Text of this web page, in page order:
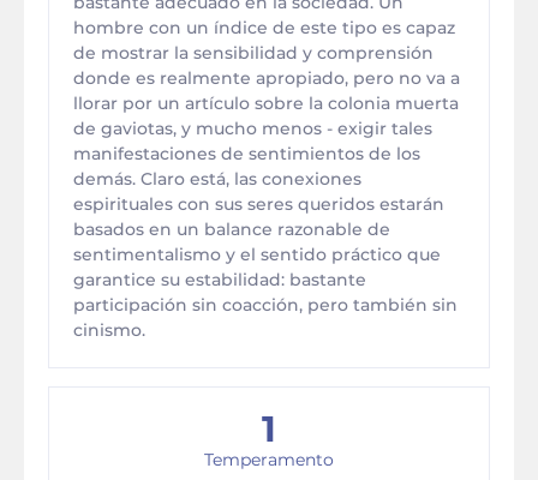
hombre con un índice de este tipo es capaz
de mostrar la sensibilidad y comprensión
donde es realmente apropiado, pero no va a
llorar por un artículo sobre la colonia muerta
de gaviotas, y mucho menos - exigir tales
manifestaciones de sentimientos de los
demás. Claro está, las conexiones
espirituales con sus seres queridos estarán
basados en un balance razonable de
sentimentalismo y el sentido práctico que
garantice su estabilidad: bastante
participación sin coacción, pero también sin
cinismo.
1
Temperamento